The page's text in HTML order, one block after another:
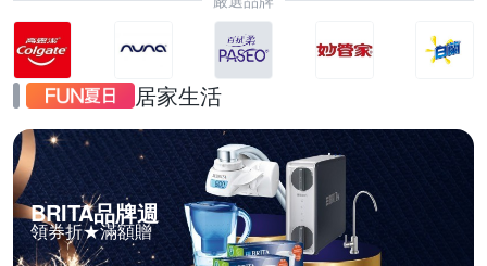
居家生活
BRITA品牌週
領券折★滿額贈